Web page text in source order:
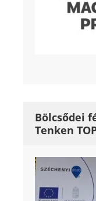
Bölcsődei
Tenken